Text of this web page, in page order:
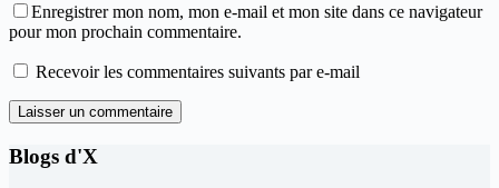
Enregistrer mon nom, mon e-mail et mon site dans ce navigateur
pour mon prochain commentaire.
Recevoir les commentaires suivants par e-mail
Laisser un commentaire
Blogs d'X